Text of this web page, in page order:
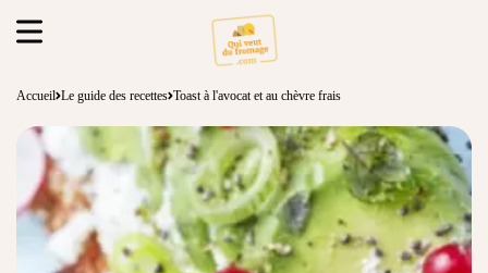
Accueil Le guide des recettes Toast à l'avocat et au chèvre frais